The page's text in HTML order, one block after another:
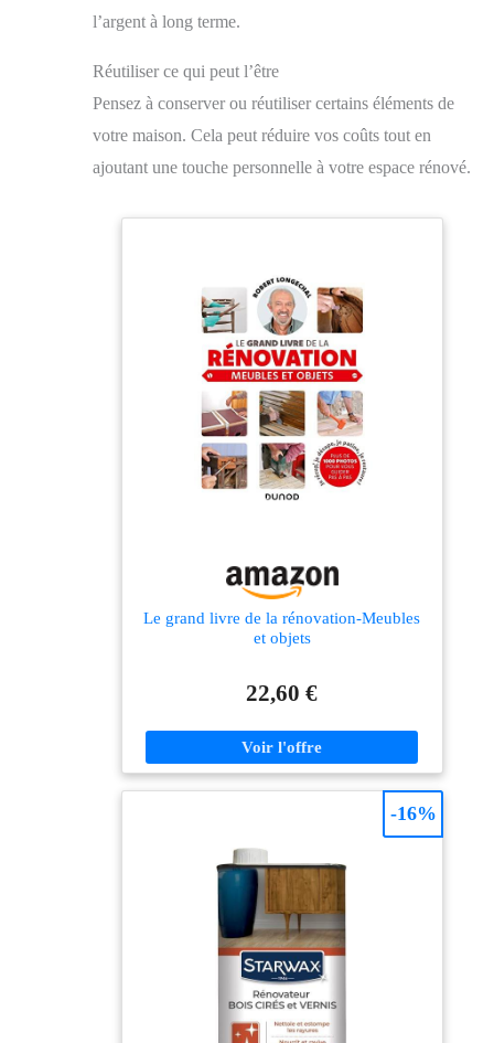
l’argent à long terme.
Réutiliser ce qui peut l’être
Pensez à conserver ou réutiliser certains éléments de
votre maison. Cela peut réduire vos coûts tout en
ajoutant une touche personnelle à votre espace rénové.
Le grand livre de la rénovation-Meubles
et objets
22,60 €
-16%